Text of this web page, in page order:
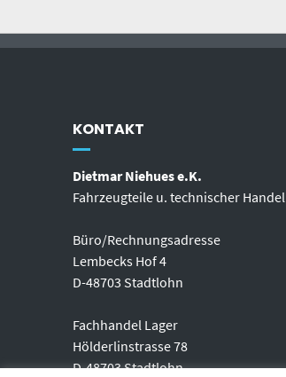
KONTAKT
Dietmar Niehues e.K.
Fahrzeugteile u. technischer Handel
Büro/Rechnungsadresse
Lembecks Hof 4
D-48703 Stadtlohn
Fachhandel Lager
Hölderlinstrasse 78
D-48703 Stadtlohn